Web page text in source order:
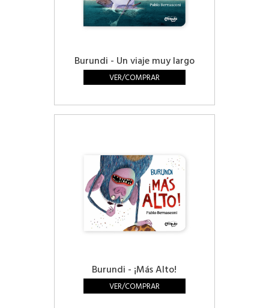
Burundi - Un viaje muy largo
VER/COMPRAR
Burundi - ¡Más Alto!
VER/COMPRAR